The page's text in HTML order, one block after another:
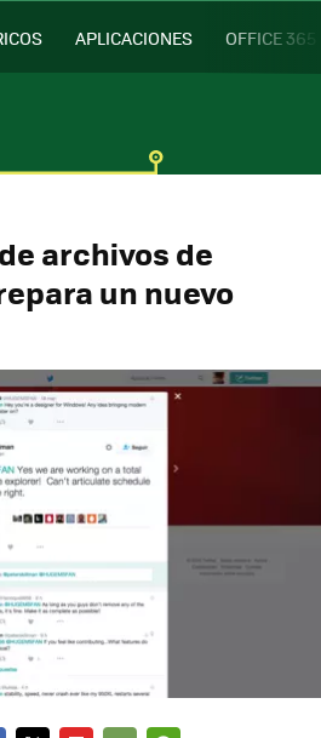
APLICACIONES OFFICE 365
archivos de
un nuevo